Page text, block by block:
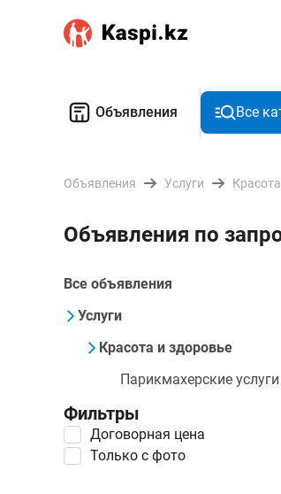
Объявления Все
Объявления Услуги
Объявления по
Все объявления
Услуги
Красота и здоровье
Парикмахерские услуги
Фильтры
Договорная цена
Только с фото